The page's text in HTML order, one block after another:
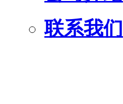
联系我们